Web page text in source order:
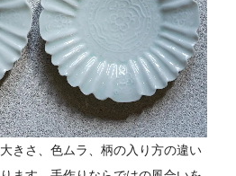
きさ、色ムラ、柄の入り方の違い